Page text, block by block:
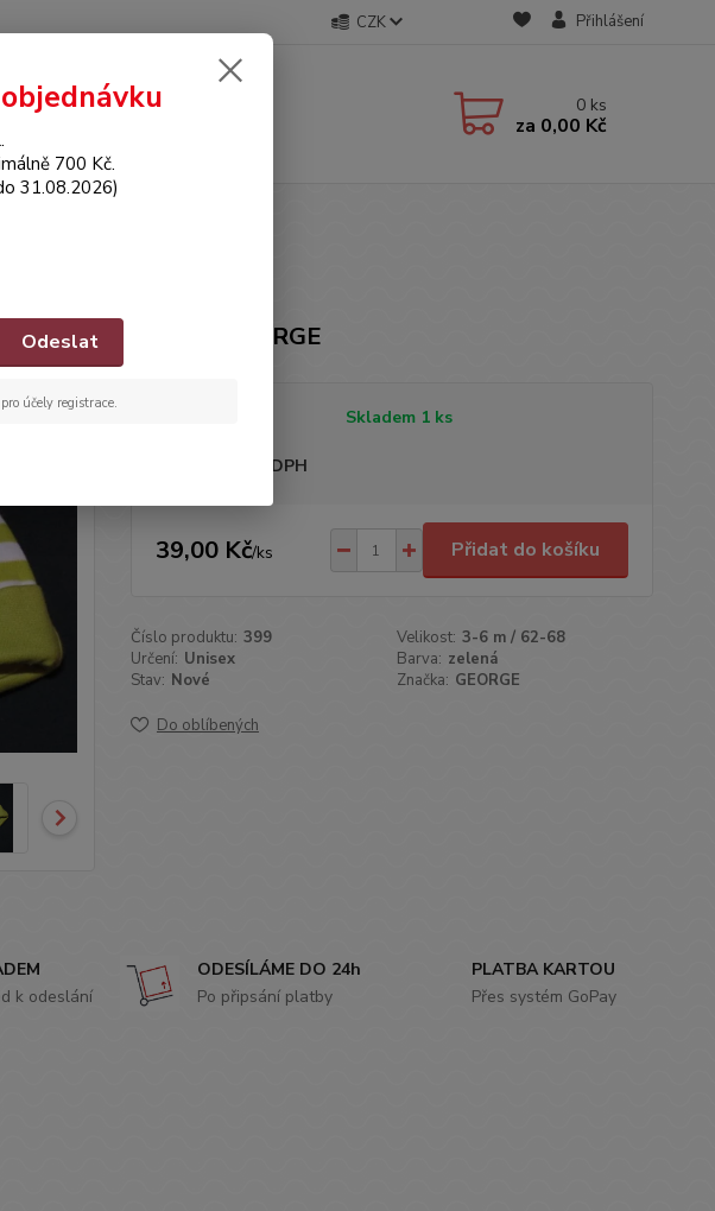
CZK Přihlášení
0 ks
za 0,00 Kč
Značka: GEORGE
Skladem 1 ks
Nejsme plátci DPH
39,00 Kč/ks Přidat do košíku
Číslo produktu: 399 Velikost: 3-6 m / 62-68
Určení: Unisex Barva: zelená
Stav: Nové Značka: GEORGE
Do oblíbených
k odeslání
ODESÍLÁME DO 24h
Po připsání platby
PLATBA KARTOU
Přes systém GoPay
700 Kč.
31.08.2026)
Odeslat
účely registrace.